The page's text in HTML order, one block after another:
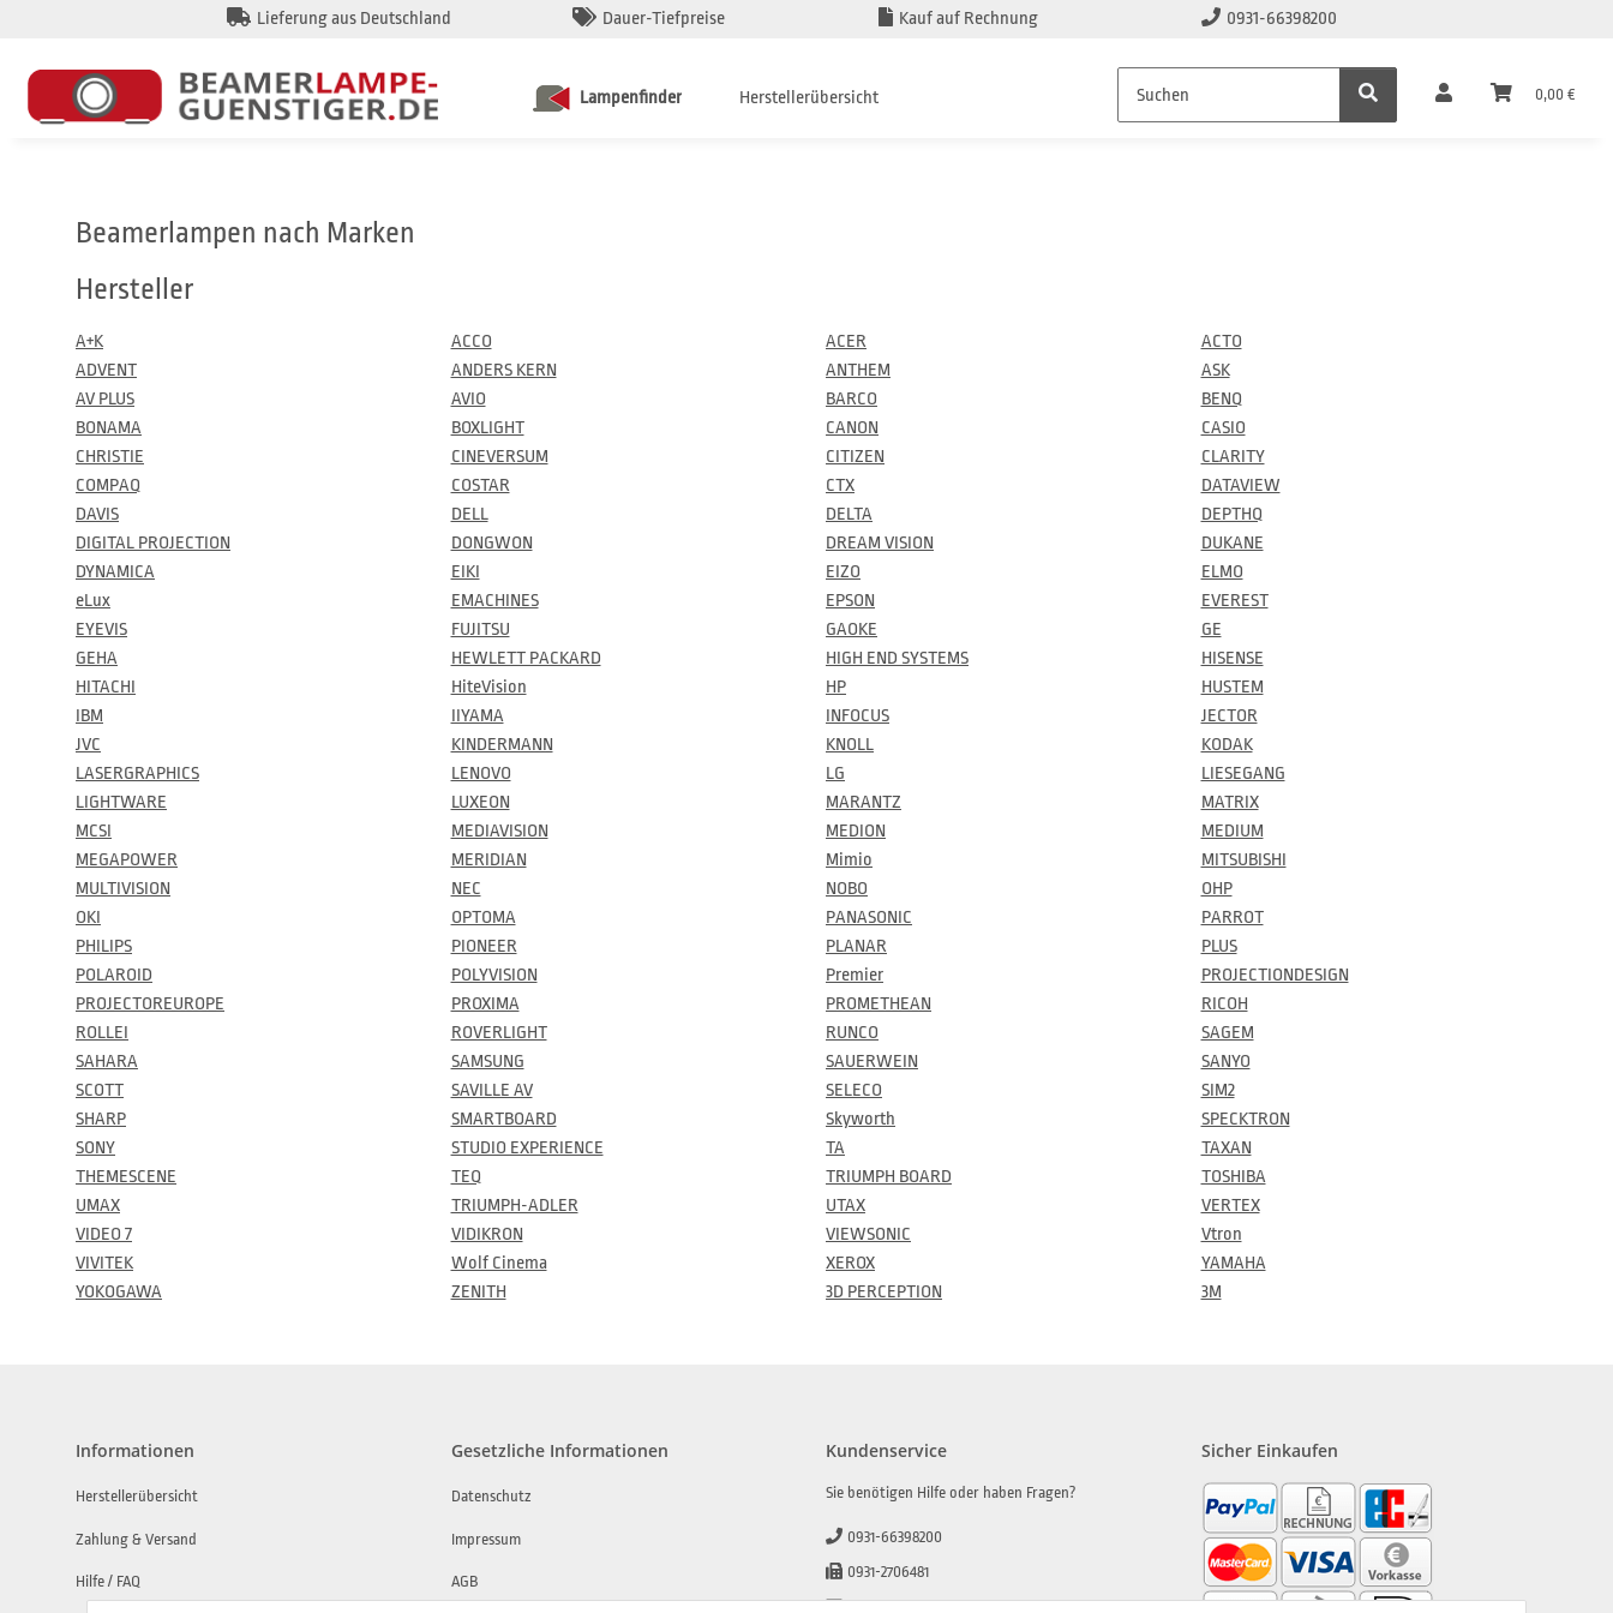
Lieferung aus Deutschland Dauer-Tiefpreise Kauf auf Rechnung 0931-66398200
0,00 €
Lampenfinder Herstellerübersicht
Beamerlampen nach Marken
Hersteller
A+K ACCO ACER
ACTO
ADVENT
ANDERS KERN ANTHEM
ASK
AV PLUS
AVIO BARCO
BENQ
BONAMA
BOXLIGHT CANON
CASIO
CHRISTIE
CINEVERSUM CITIZEN
CLARITY
COMPAQ
COSTAR CTX
DATAVIEW
DAVIS
DELL DELTA
DEPTHQ
DIGITAL PROJECTION
DONGWON DREAM VISION
DUKANE
DYNAMICA
EIKI EIZO
ELMO
eLux
EMACHINES EPSON
EVEREST
EYEVIS
FUJITSU GAOKE
GE
GEHA
HEWLETT PACKARD HIGH END SYSTEMS
HISENSE
HITACHI
HiteVision HP
HUSTEM
IBM
IIYAMA INFOCUS
JECTOR
JVC
KINDERMANN KNOLL
KODAK
LASERGRAPHICS
LENOVO LG
LIESEGANG
LIGHTWARE
LUXEON MARANTZ
MATRIX
MCSI
MEDIAVISION MEDION
MEDIUM
MEGAPOWER
MERIDIAN Mimio
MITSUBISHI
MULTIVISION
NEC NOBO
OHP
OKI
OPTOMA PANASONIC
PARROT
PHILIPS
PIONEER PLANAR
PLUS
POLAROID
POLYVISION Premier
PROJECTIONDESIGN
PROJECTOREUROPE
PROXIMA PROMETHEAN
RICOH
ROLLEI
ROVERLIGHT RUNCO
SAGEM
SAHARA
SAMSUNG SAUERWEIN
SANYO
SCOTT
SAVILLE AV SELECO
SIM2
SHARP
SMARTBOARD Skyworth
SPECKTRON
SONY
STUDIO EXPERIENCE TA
TAXAN
THEMESCENE
TEQ TRIUMPH BOARD
TOSHIBA
UMAX
TRIUMPH-ADLER UTAX
VERTEX
VIDEO 7
VIDIKRON VIEWSONIC
Vtron
VIVITEK
Wolf Cinema XEROX
YAMAHA
YOKOGAWA
ZENITH 3D PERCEPTION 3M
Informationen
Herstellerübersicht
Zahlung & Versand
Hilfe / FAQ
Gesetzliche Informationen
Datenschutz
Impressum
AGB
Kundenservice
Sie benötigen Hilfe oder haben Fragen?
0931-66398200
0931-2706481
info@beamerlampe-guenstiger.de
Sicher Einkaufen